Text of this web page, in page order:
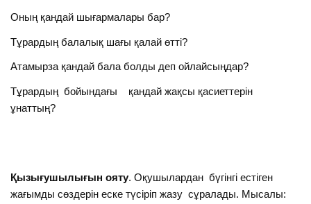
Оның қандай шығармалары бар?
Тұрардың балалық шағы қалай өтті?
Атамырза қандай бала болды деп ойлайсыңдар?
Тұрардың бойындағы қандай жақсы қасиеттерін
ұнаттың?
Қызығушылығын ояту. Оқушылардан бүгінгі естіген
жағымды сөздерін еске түсіріп жазу сұралады. Мысалы: